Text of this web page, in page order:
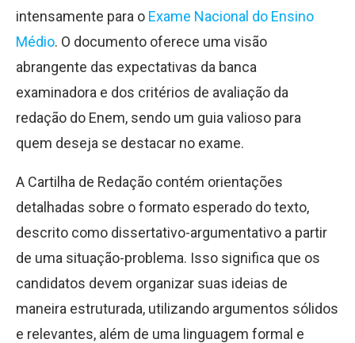
intensamente para o Exame Nacional do Ensino
Médio. O documento oferece uma visão
abrangente das expectativas da banca
examinadora e dos critérios de avaliação da
redação do Enem, sendo um guia valioso para
quem deseja se destacar no exame.
A Cartilha de Redação contém orientações
detalhadas sobre o formato esperado do texto,
descrito como dissertativo-argumentativo a partir
de uma situação-problema. Isso significa que os
candidatos devem organizar suas ideias de
maneira estruturada, utilizando argumentos sólidos
e relevantes, além de uma linguagem formal e